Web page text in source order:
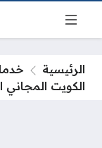
الرئيسية
الكويت المجاني